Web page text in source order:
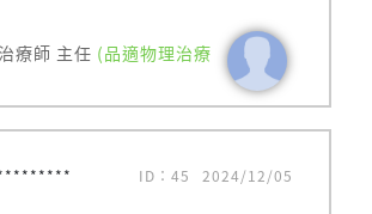
療師 主任 (品適物理治療
ID：45 2024/12/05